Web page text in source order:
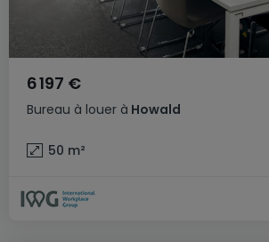
Bureau à louer à Howald
6 197 €
50 m²